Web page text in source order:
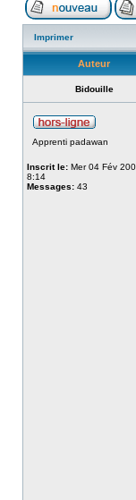
Imprimer
Auteur
Bidouille
Apprenti padawan
Inscrit le: Mer 04 Fév
8:14
Messages: 43